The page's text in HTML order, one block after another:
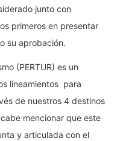
junto con
primeros en presentar
su aprobación.
(PERTUR) es un
lineamientos para
de nuestros 4 destinos
mencionar que este
y articulada con el